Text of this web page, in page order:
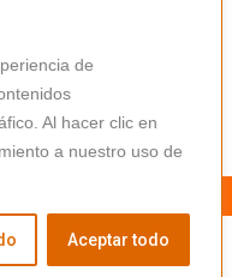
de
Al hacer clic en
a nuestro uso de
Aceptar todo
sociales